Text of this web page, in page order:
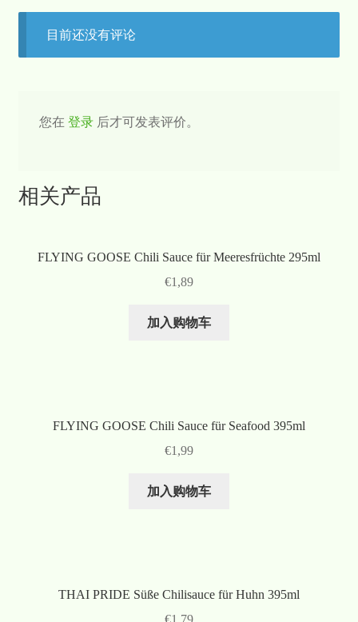
目前还没有评论
您在 登录后才可发表评价。
相关产品
FLYING GOOSE Chili Sauce für Meeresfrüchte 295ml
€1,89
加入购物车
FLYING GOOSE Chili Sauce für Seafood 395ml
€1,99
加入购物车
THAI PRIDE Süße Chilisauce für Huhn 395ml
€1,79